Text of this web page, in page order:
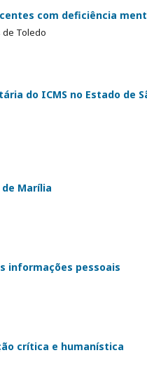
com deficiência
de Toledo
do ICMS no Estado de
Marília
informações pessoais
crítica e humanística